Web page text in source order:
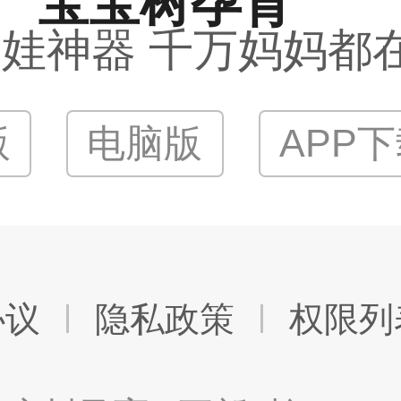
神器 千万妈妈都
电脑版 APP
隐私政策 权限列